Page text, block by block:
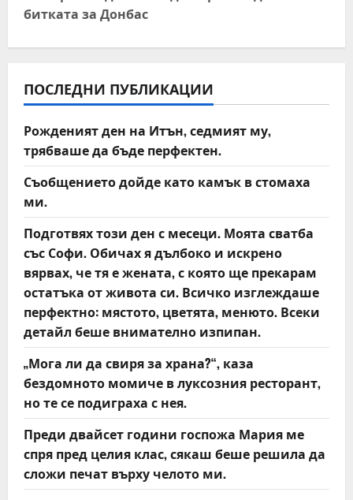
a
v
i
g
a
t
i
o
n
битката за Донбас
ПОСЛЕДНИ ПУБЛИКАЦИИ
Рожденият ден на Итън, седмият му,
трябваше да бъде перфектен.
Съобщението дойде като камък в стомаха
ми.
Подготвях този ден с месеци. Моята сватба
със Софи. Обичах я дълбоко и искрено
вярвах, че тя е жената, с която ще прекарам
остатъка от живота си. Всичко изглеждаше
перфектно: мястото, цветята, менюто. Всеки
детайл беше внимателно изпипан.
„Мога ли да свиря за храна?“, каза
бездомното момиче в луксозния ресторант,
но те се подиграха с нея.
Преди двайсет години госпожа Мария ме
спря пред целия клас, сякаш беше решила да
сложи печат върху челото ми.